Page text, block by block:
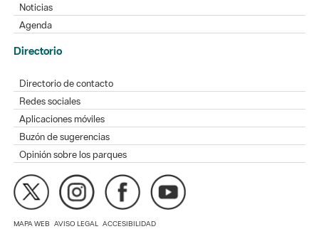
Noticias
Agenda
Directorio
Directorio de contacto
Redes sociales
Aplicaciones móviles
Buzón de sugerencias
Opinión sobre los parques
MAPA WEB AVISO LEGAL ACCESIBILIDAD